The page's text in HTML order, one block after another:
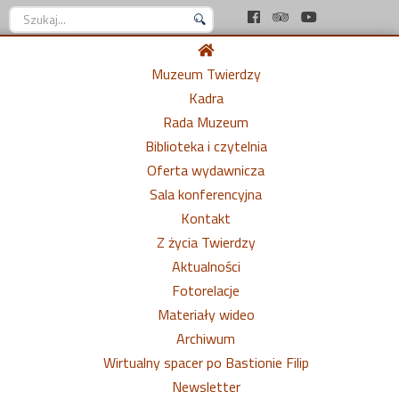
Szukaj...
Muzeum Twierdzy
Kadra
Rada Muzeum
Biblioteka i czytelnia
Oferta wydawnicza
Sala konferencyjna
Kontakt
Z życia Twierdzy
Aktualności
Fotorelacje
Materiały wideo
Archiwum
Wirtualny spacer po Bastionie Filip
Newsletter